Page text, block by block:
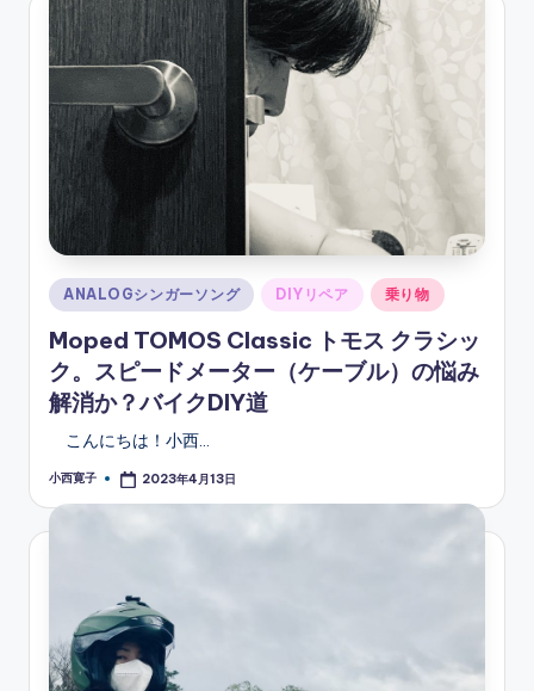
Posted
ANALOGシンガーソング DIYリペア 乗り物
Moped TOMOS Classic トモス クラシッ
ク。スピードメーター（ケーブル）の悩み
解消か？バイクDIY道
こんにちは！小西…
Posted
小西寛子 2023年4月13日